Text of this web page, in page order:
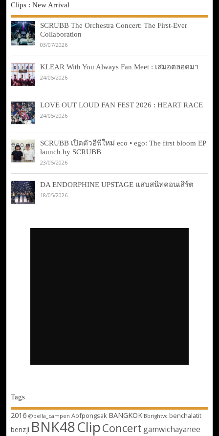
Clips : New Arrival
SCRUBB The Orchestra Concert: The First-Ever
Collaboration
03/07/2026
KLEAR With You Always Fan Meet : เสมอตลอดมา
24/05/2026
LOVE OUT LOUD FAN FEST 2026 : HEART RACE
24/05/2026
SCRUBB เปิดตัวอีพีใหม่ eco • ego: The first bloom EP
launch by SCRUBB
23/05/2026
DA ENDORPHINE UPSTAGE แสบสนิทคอนเสิร์ต
18/05/2026
Tags
2016 @bella_campen Aofpongsak BANGKOK Bbrightvc benchalatit
benzji BNK48ClipConcert gamwichayanee